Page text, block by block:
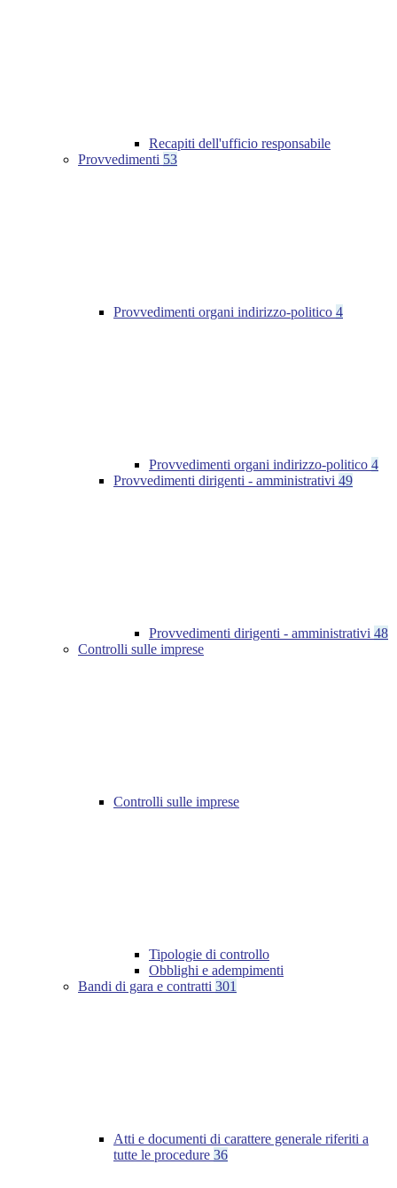
Recapiti dell'ufficio responsabile
Provvedimenti 53
Provvedimenti organi indirizzo-politico 4
Provvedimenti organi indirizzo-politico 4
Provvedimenti dirigenti - amministrativi 49
Provvedimenti dirigenti - amministrativi 48
Controlli sulle imprese
Controlli sulle imprese
Tipologie di controllo
Obblighi e adempimenti
Bandi di gara e contratti 301
Atti e documenti di carattere generale riferiti a
tutte le procedure 36